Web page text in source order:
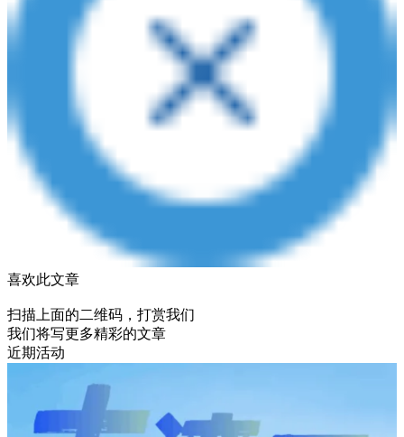
喜欢此文章
扫描上面的二维码，打赏我们
我们将写更多精彩的文章
近期活动